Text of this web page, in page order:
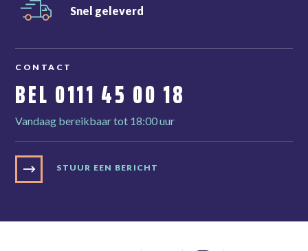
Snel geleverd
CONTACT
BEL 0111 45 00 18
Vandaag bereikbaar tot 18:00 uur
STUUR EEN BERICHT